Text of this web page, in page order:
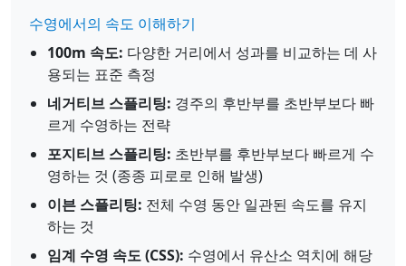
수영에서의 속도 이해하기
100m 속도: 다양한 거리에서 성과를 비교하는 데 사
용되는 표준 측정
네거티브 스플리팅: 경주의 후반부를 초반부보다 빠
르게 수영하는 전략
포지티브 스플리팅: 초반부를 후반부보다 빠르게 수
영하는 것 (종종 피로로 인해 발생)
이븐 스플리팅: 전체 수영 동안 일관된 속도를 유지
하는 것
임계 수영 속도 (CSS): 수영에서 유산소 역치에 해당